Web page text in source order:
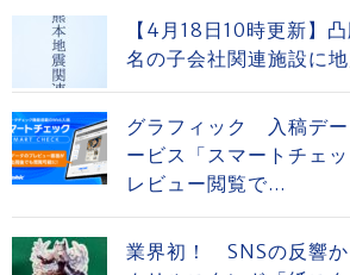
【4月18日10時更新】
名の子会社関連施設に
グラフィック 入稿デー
ービス「スマートチェ
レビュー閲覧で...
業界初！ SNSの反響か